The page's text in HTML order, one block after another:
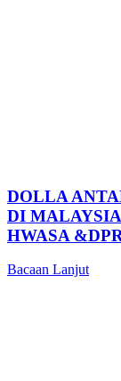
DOLLA
DI
HWASA
Bacaan Lanjut